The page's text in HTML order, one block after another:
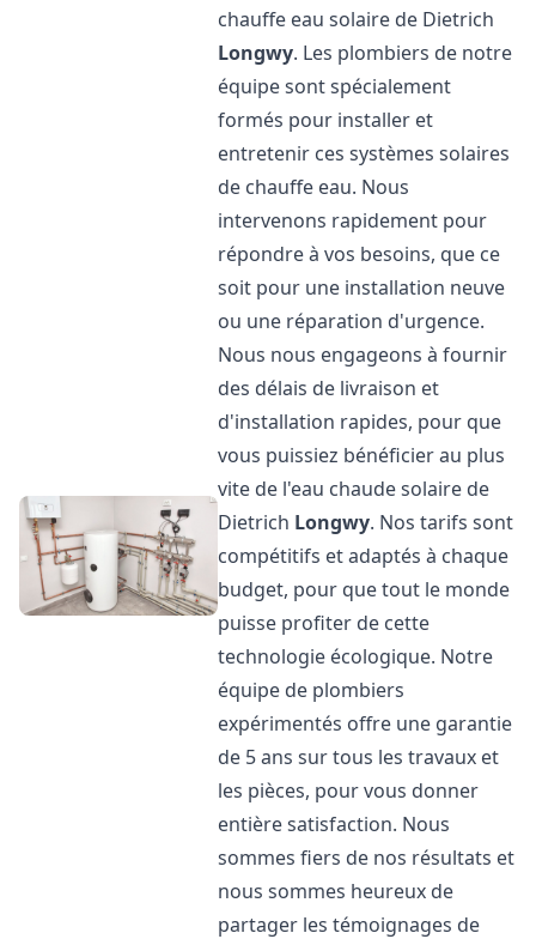
chauffe eau solaire de Dietrich
Longwy. Les plombiers de notre
équipe sont spécialement
formés pour installer et
entretenir ces systèmes solaires
de chauffe eau. Nous
intervenons rapidement pour
répondre à vos besoins, que ce
soit pour une installation neuve
ou une réparation d'urgence.
Nous nous engageons à fournir
des délais de livraison et
d'installation rapides, pour que
vous puissiez bénéficier au plus
vite de l'eau chaude solaire de
Dietrich Longwy. Nos tarifs sont
compétitifs et adaptés à chaque
budget, pour que tout le monde
puisse profiter de cette
technologie écologique. Notre
équipe de plombiers
expérimentés offre une garantie
de 5 ans sur tous les travaux et
les pièces, pour vous donner
entière satisfaction. Nous
sommes fiers de nos résultats et
nous sommes heureux de
partager les témoignages de